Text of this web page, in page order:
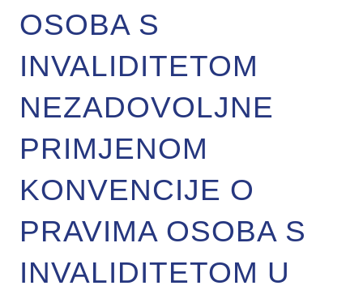
OSOBA S
INVALIDITETOM
NEZADOVOLJNE
PRIMJENOM
KONVENCIJE O
PRAVIMA OSOBA S
INVALIDITETOM U